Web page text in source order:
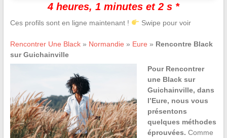
4 heures, 1 minutes et 1 s *
Ces profils sont en ligne maintenant ! Swipe pour voir
Rencontrer Une Black» Normandie » Eure » Rencontre Black
sur Guichainville
Pour Rencontrer
une Black sur
Guichainville, dans
l’Eure, nous vous
présentons
quelques méthodes
éprouvées. Comme